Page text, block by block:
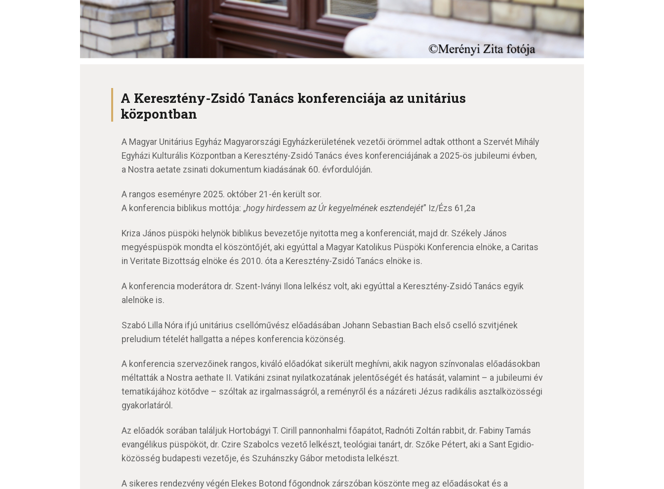
A Keresztény-Zsidó Tanács konferenciája az unitárius
központban
A Magyar Unitárius Egyház Magyarországi Egyházkerületének vezetői örömmel adtak otthont a Szervét Mihály
Egyházi Kulturális Központban a Keresztény-Zsidó Tanács éves konferenciájának a 2025-ös jubileumi évben,
a Nostra aetate zsinati dokumentum kiadásának 60. évfordulóján.
A rangos eseményre 2025. október 21-én került sor.
A konferencia biblikus mottója: „hogy hirdessem az Úr kegyelmének esztendejét” Iz/Ézs 61,2a
Kriza János püspöki helynök biblikus bevezetője nyitotta meg a konferenciát, majd dr. Székely János
megyéspüspök mondta el köszöntőjét, aki egyúttal a Magyar Katolikus Püspöki Konferencia elnöke, a Caritas
in Veritate Bizottság elnöke és 2010. óta a Keresztény-Zsidó Tanács elnöke is.
A konferencia moderátora dr. Szent-Iványi Ilona lelkész volt, aki egyúttal a Keresztény-Zsidó Tanács egyik
alelnöke is.
Szabó Lilla Nóra ifjú unitárius csellóművész előadásában Johann Sebastian Bach első cselló szvitjének
preludium tételét hallgatta a népes konferencia közönség.
A konferencia szervezőinek rangos, kiváló előadókat sikerült meghívni, akik nagyon színvonalas előadásokban
méltatták a Nostra aethate II. Vatikáni zsinat nyilatkozatának jelentőségét és hatását, valamint – a jubileumi év
tematikájához kötődve – szóltak az irgalmasságról, a reményről és a názáreti Jézus radikális asztalközösségi
gyakorlatáról.
Az előadók sorában találjuk Hortobágyi T. Cirill pannonhalmi főapátot, Radnóti Zoltán rabbit, dr. Fabiny Tamás
evangélikus püspököt, dr. Czire Szabolcs vezető lelkészt, teológiai tanárt, dr. Szőke Pétert, aki a Sant Egidio-
közösség budapesti vezetője, és Szuhánszky Gábor metodista lelkészt.
A sikeres rendezvény végén Elekes Botond főgondnok zárszóban köszönte meg az előadásokat és a